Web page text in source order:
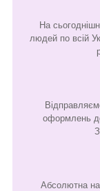
На
людей по всій
оформлень
Абсолютна